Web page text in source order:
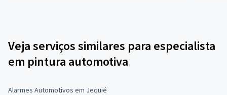
Veja serviços similares para especialista
em pintura automotiva
Alarmes Automotivos em Jequié